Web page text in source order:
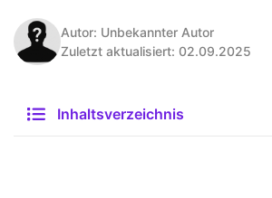
Autor: Unbekannter Autor
Zuletzt aktualisiert: 02.09.2025
Inhaltsverzeichnis